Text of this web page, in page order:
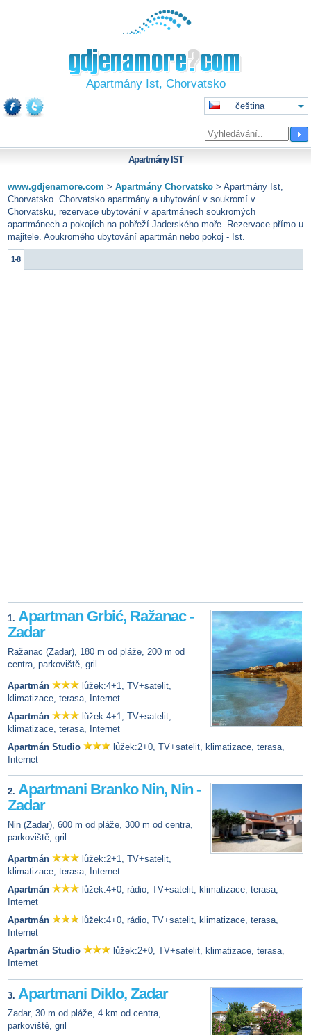
Apartmány Ist, Chorvatsko
čeština
Apartmány IST
www.gdjenamore.com > Apartmány Chorvatsko > Apartmány Ist,
Chorvatsko. Chorvatsko apartmány a ubytování v soukromí v
Chorvatsku, rezervace ubytování v apartmánech soukromých
apartmánech a pokojích na pobřeží Jaderského moře. Rezervace přímo u
majitele. Aoukromého ubytování apartmán nebo pokoj - Ist.
1-8
1. Apartman Grbić, Ražanac -
Zadar
Ražanac (Zadar), 180 m od pláže, 200 m od
centra, parkoviště, gril
Apartmán
lůžek:4+1, TV+satelit,
klimatizace, terasa, Internet
Apartmán
lůžek:4+1, TV+satelit,
klimatizace, terasa, Internet
Apartmán Studio
lůžek:2+0, TV+satelit, klimatizace, terasa,
Internet
2. Apartmani Branko Nin, Nin -
Zadar
Nin (Zadar), 600 m od pláže, 300 m od centra,
parkoviště, gril
Apartmán
lůžek:2+1, TV+satelit,
klimatizace, terasa, Internet
Apartmán
lůžek:4+0, rádio, TV+satelit, klimatizace, terasa,
Internet
Apartmán
lůžek:4+0, rádio, TV+satelit, klimatizace, terasa,
Internet
Apartmán Studio
lůžek:2+0, TV+satelit, klimatizace, terasa,
Internet
3. Apartmani Diklo, Zadar
Zadar, 30 m od pláže, 4 km od centra,
parkoviště, gril